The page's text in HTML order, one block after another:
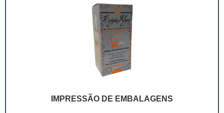
IMPRESSÃO DE EMBALAGENS